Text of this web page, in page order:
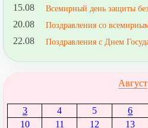
15.08 Всемирный день защиты
20.08 Поздравления со
22.08 Поздравления с Днем
Август
3
4 5 6
10
11 12 13